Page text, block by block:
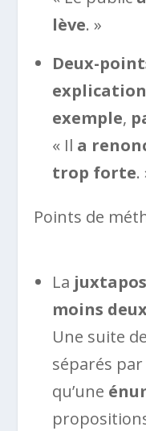
lève. »
Deux-
explication
exemple,
« Il a
trop forte.
Points de
La
moins
Une suite
séparés par
qu’une